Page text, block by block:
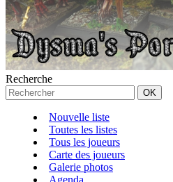
Recherche
Nouvelle liste
Toutes les listes
Tous les joueurs
Carte des joueurs
Galerie photos
Agenda